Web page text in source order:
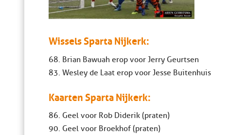
Wissels Sparta Nijkerk:
68. Brian Bawuah erop voor Jerry Geurtsen
83. Wesley de Laat erop voor Jesse Buitenhuis
Kaarten Sparta Nijkerk:
86. Geel voor Rob Diderik (praten)
90. Geel voor Broekhof (praten)